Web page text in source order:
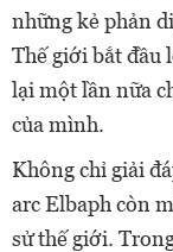
những kẻ phản
Thế giới bắt đầu
lại một lần nữa
của mình.
Không chỉ giải
arc Elbaph còn
sử thế giới.